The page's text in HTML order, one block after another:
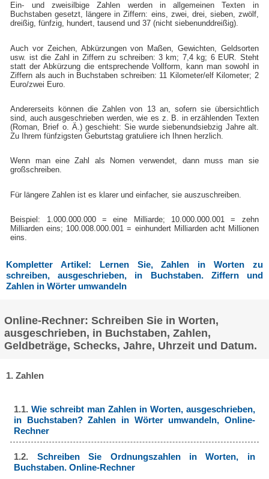
Ein- und zweisilbige Zahlen werden in allgemeinen Texten in
Buchstaben gesetzt, längere in Ziffern: eins, zwei, drei, sieben, zwölf,
dreißig, fünfzig, hundert, tausend und 37 (nicht siebenunddreißig).
Auch vor Zeichen, Abkürzungen von Maßen, Gewichten, Geldsorten
usw. ist die Zahl in Ziffern zu schreiben: 3 km; 7,4 kg; 6 EUR. Steht
statt der Abkürzung die entsprechende Vollform, kann man sowohl in
Ziffern als auch in Buchstaben schreiben: 11 Kilometer/elf Kilometer; 2
Euro/zwei Euro.
Andererseits können die Zahlen von 13 an, sofern sie übersichtlich
sind, auch ausgeschrieben werden, wie es z. B. in erzählenden Texten
(Roman, Brief o. Ä.) geschieht: Sie wurde siebenundsiebzig Jahre alt.
Zu Ihrem fünfzigsten Geburtstag gratuliere ich Ihnen herzlich.
Wenn man eine Zahl als Nomen verwendet, dann muss man sie
großschreiben.
Für längere Zahlen ist es klarer und einfacher, sie auszuschreiben.
Beispiel: 1.000.000.000 = eine Milliarde; 10.000.000.001 = zehn
Milliarden eins; 100.008.000.001 = einhundert Milliarden acht Millionen
eins.
Kompletter Artikel: Lernen Sie, Zahlen in Worten zu
schreiben, ausgeschrieben, in Buchstaben. Ziffern und
Zahlen in Wörter umwandeln
Online-Rechner: Schreiben Sie in Worten,
ausgeschrieben, in Buchstaben, Zahlen,
Geldbeträge, Schecks, Jahre, Uhrzeit und Datum.
1. Zahlen
1.1.Wie schreibt man Zahlen in Worten, ausgeschrieben,
in Buchstaben? Zahlen in Wörter umwandeln, Online-
Rechner
1.2. Schreiben Sie Ordnungszahlen in Worten, in
Buchstaben. Online-Rechner